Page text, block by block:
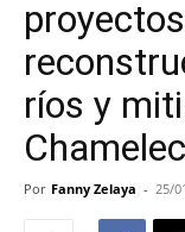
ríos y
Por Fanny Zelaya - 25/